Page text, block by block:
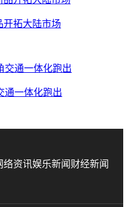
开拓大陆市场
通一体化跑出
络资讯娱乐新闻 财经新闻